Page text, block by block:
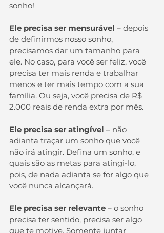
sonho!
Ele precisa ser mensurável – depois
de definirmos nosso sonho,
precisamos dar um tamanho para
ele. No caso, para você ser feliz, você
precisa ter mais renda e trabalhar
menos e ter mais tempo com a sua
família. Ou seja, você precisa de R$
2.000 reais de renda extra por mês.
Ele precisa ser atingível – não
adianta traçar um sonho que você
não irá atingir. Defina um sonho, e
quais são as metas para atingi-lo,
pois, de nada adianta se for algo que
você nunca alcançará.
Ele precisa ser relevante – o sonho
precisa ter sentido, precisa ser algo
que te motive. Somente juntar